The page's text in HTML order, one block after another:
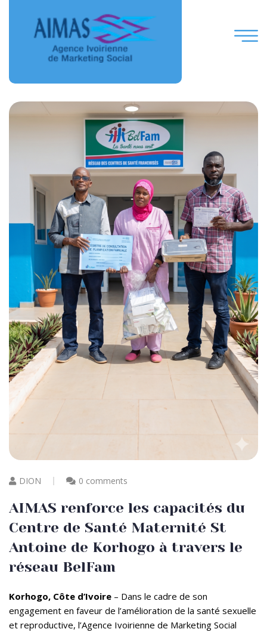
DION 0 comments
AIMAS renforce les capacités du
Centre de Santé Maternité St
Antoine de Korhogo à travers le
réseau BelFam
Korhogo, Côte d’Ivoire – Dans le cadre de son
engagement en faveur de l’amélioration de la santé sexuelle
et reproductive, l’Agence Ivoirienne de Marketing Social